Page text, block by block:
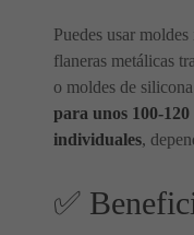
Puedes usar
flaneras metálicas
o moldes de
para unos 100-120
individuales,
✅